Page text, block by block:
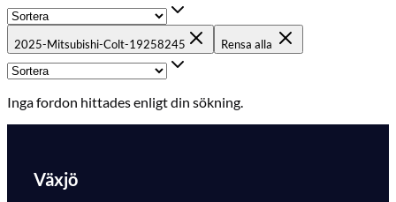
2025-Mitsubishi-Colt-19258245 Rensa alla
Inga fordon hittades enligt din sökning.
Växjö